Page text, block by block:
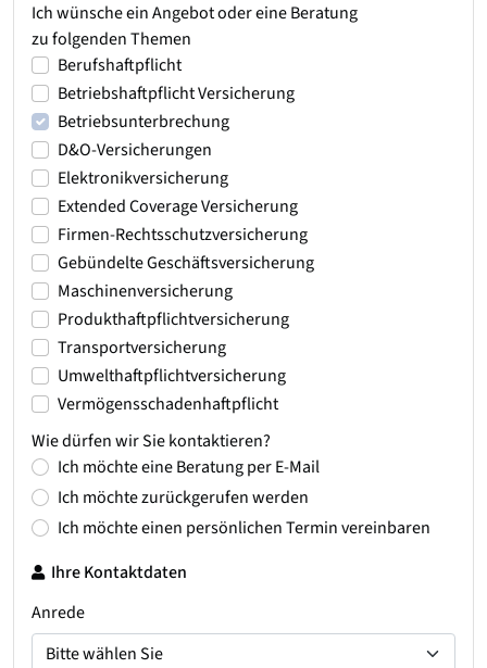
Ich wünsche ein Angebot oder eine Beratung
zu folgenden Themen
Berufshaftpflicht
Betriebshaftpflicht Versicherung
Betriebsunterbrechung
D&O-Versicherungen
Elektronikversicherung
Extended Coverage Versicherung
Firmen-Rechtsschutzversicherung
Gebündelte Geschäftsversicherung
Maschinenversicherung
Produkthaftpflichtversicherung
Transportversicherung
Umwelthaftpflichtversicherung
Vermögensschadenhaftpflicht
Wie dürfen wir Sie kontaktieren?
Ich möchte eine Beratung per E-Mail
Ich möchte zurückgerufen werden
Ich möchte einen persönlichen Termin vereinbaren
Ihre Kontaktdaten
Anrede